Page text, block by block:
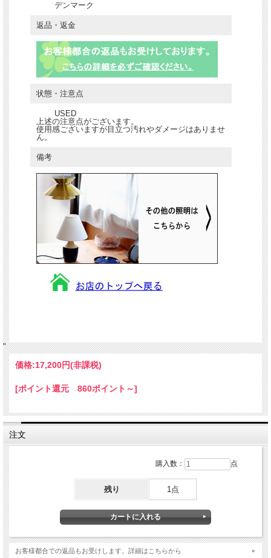
デンマーク
返品・返金
状態・注意点
USED
上述の注意点がございます。
使用感ございますが目立つ汚れやダメージはありませ
ん。
備考
"
価格:17,200円(非課税)
[ポイント還元 860ポイント～]
注文
購入数： 点
残り 1点
お客様都合での返品もお受けします。詳細はこちらから